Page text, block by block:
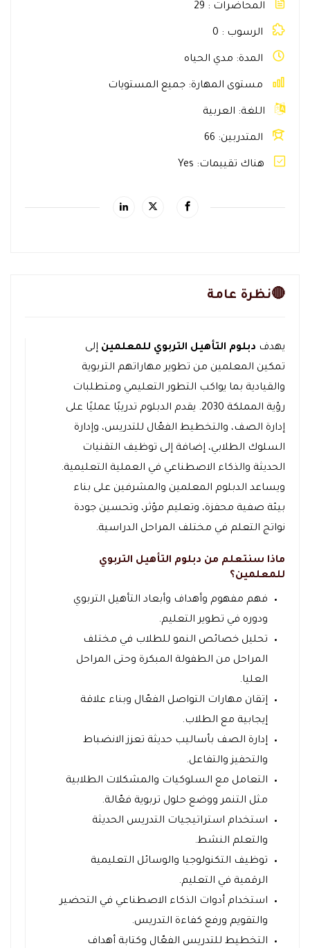
🔴نظرة عامة
يهدف دبلوم التأهيل التربوي للمعلمين إلى
تمكين المعلمين من تطوير مهاراتهم التربوية
والقيادية بما يواكب التطور التعليمي ومتطلبات
رؤية المملكة 2030. يقدم الدبلوم تدريبًا عمليًا على
إدارة الصف، والتخطيط الفعّال للتدريس، وإدارة
السلوك الطلابي، إضافة إلى توظيف التقنيات
الحديثة والذكاء الاصطناعي في العملية التعليمية.
ويساعد الدبلوم المعلمين والمشرفين على بناء
بيئة صفية محفزة، وتعليم مؤثر، وتحسين جودة
نواتج التعلم في مختلف المراحل الدراسية.
ماذا سنتعلم من دبلوم التأهيل التربوي
للمعلمين؟
فهم مفهوم وأهداف وأبعاد التأهيل التربوي
ودوره في تطوير التعليم.
تحليل خصائص النمو للطلاب في مختلف
المراحل من الطفولة المبكرة وحتى المراحل
العليا.
إتقان مهارات التواصل الفعّال وبناء علاقة
إيجابية مع الطلاب.
إدارة الصف بأساليب حديثة تعزز الانضباط
والتحفيز والتفاعل.
التعامل مع السلوكيات والمشكلات الطلابية
مثل التنمر ووضع حلول تربوية فعّالة.
استخدام استراتيجيات التدريس الحديثة
والتعلم النشط.
توظيف التكنولوجيا والوسائل التعليمية
الرقمية في التعليم.
استخدام أدوات الذكاء الاصطناعي في التحضير
والتقويم ورفع كفاءة التدريس.
التخطيط للتدريس الفعّال وكتابة أهداف
المحاضرات 29
الرسوب 0
المدة مدي الحياه
مستوى المهارة جميع المستويات
اللغة العربية
المتدربين 66
هناك تقييمات Yes